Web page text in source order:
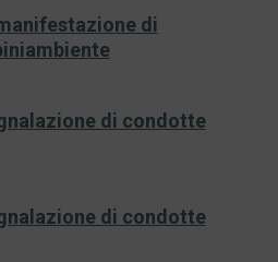
di
di condotte
di condotte